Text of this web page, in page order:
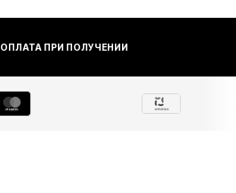
ОПЛАТА ПРИ ПОЛУЧЕНИИ